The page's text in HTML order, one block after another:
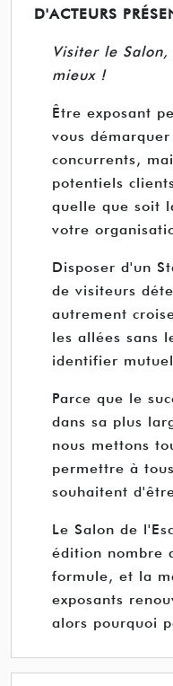
D'ACTEURS
Visiter le Salon,
mieux !
Être exposant
vous
concurrents,
potentiels
quelle que soit
votre
Disposer d'un
de visiteurs
autrement
les allées sans
identifier
Parce que le
dans sa plus
nous mettons
permettre à
souhaitent
Le Salon de
édition nombre
formule, et la
exposants
alors pourquoi